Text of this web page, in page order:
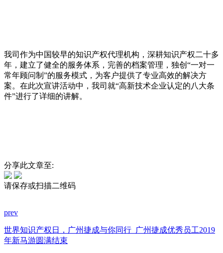
我司作为中国较早的知识产权代理机构，深耕知识产权二十多
年，建立了健全的服务体系，完善的档案管理，独创“一对一
常年顾问制”的服务模式，为客户提供了专业高效的解决方
案。在此次宣讲活动中，我司就“高新技术企业认定的八大条
件”进行了详细的讲解。
分享此文章至:
请保存或扫描二维码
prev
世界知识产权日，广州捷成与你同行 广州捷成优秀员工2019
年新马游圆满结束